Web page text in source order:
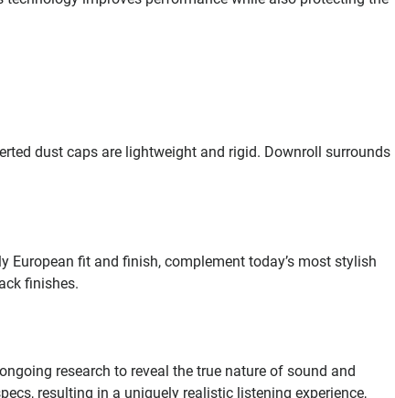
dust caps are lightweight and rigid. Downroll surrounds
fit and finish, complement today’s most stylish
finishes.
research to reveal the true nature of sound and
resulting in a uniquely realistic listening experience,